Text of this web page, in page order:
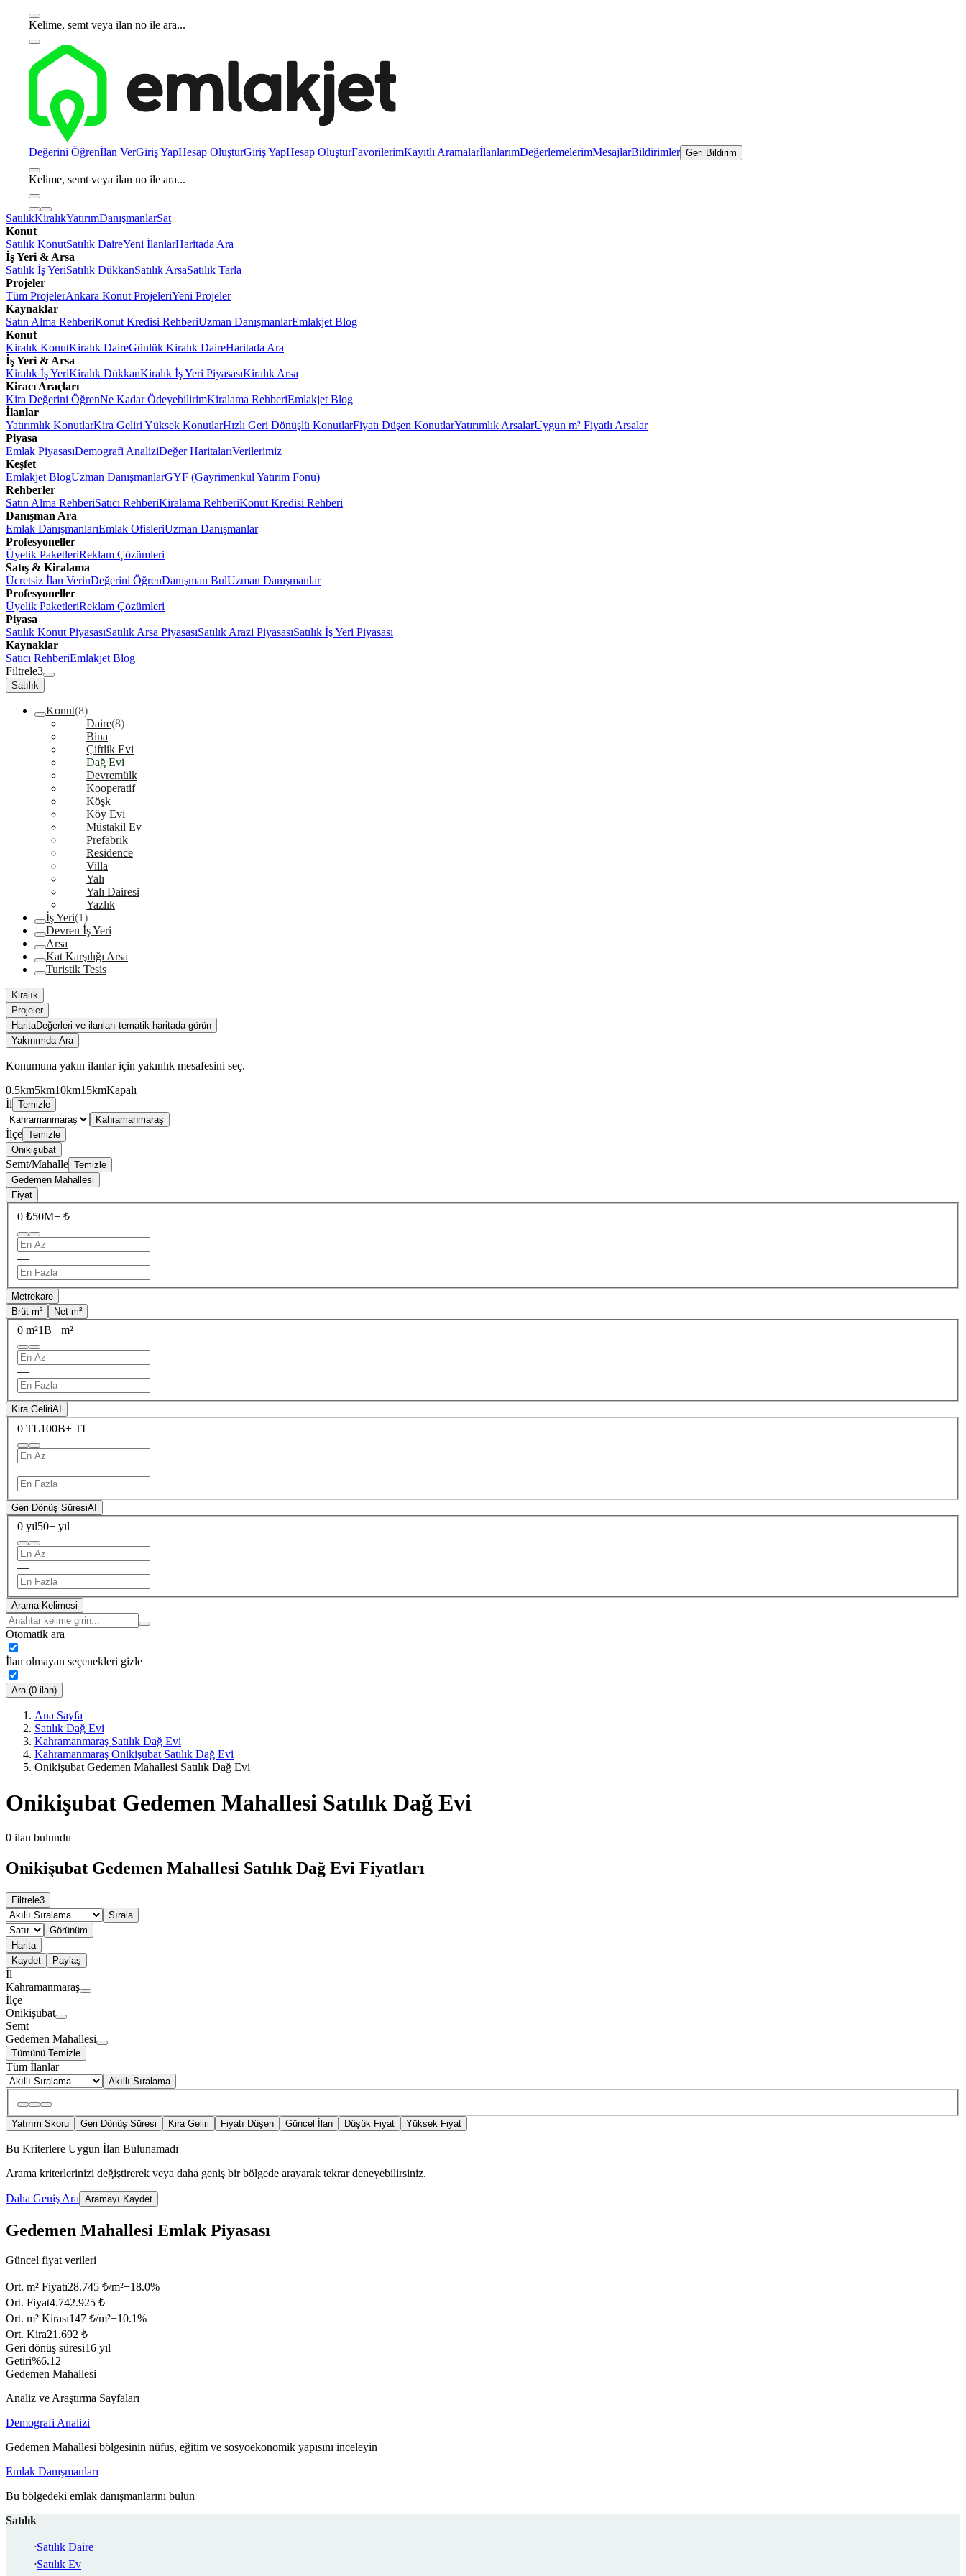
Kelime, semt veya ilan no ile ara...
Değerini Öğrenİlan VerGiriş YapHesap OluşturGiriş YapHesap OluşturFavorilerimKayıtlı AramalarİlanlarımDeğerlemelerimMesajlarBildirimler Geri Bildirim
Kelime, semt veya ilan no ile ara...
SatılıkKiralıkYatırımDanışmanlarSat
Konut
Satılık KonutSatılık DaireYeni İlanlarHaritada Ara
İş Yeri & Arsa
Satılık İş YeriSatılık DükkanSatılık ArsaSatılık Tarla
Projeler
Tüm ProjelerAnkara Konut ProjeleriYeni Projeler
Kaynaklar
Satın Alma RehberiKonut Kredisi RehberiUzman DanışmanlarEmlakjet Blog
Konut
Kiralık KonutKiralık DaireGünlük Kiralık DaireHaritada Ara
İş Yeri & Arsa
Kiralık İş YeriKiralık DükkanKiralık İş Yeri PiyasasıKiralık Arsa
Kiracı Araçları
Kira Değerini ÖğrenNe Kadar ÖdeyebilirimKiralama RehberiEmlakjet Blog
İlanlar
Yatırımlık KonutlarKira Geliri Yüksek KonutlarHızlı Geri Dönüşlü KonutlarFiyatı Düşen KonutlarYatırımlık ArsalarUygun m² Fiyatlı Arsalar
Piyasa
Emlak PiyasasıDemografi AnaliziDeğer HaritalarıVerilerimiz
Keşfet
Emlakjet BlogUzman DanışmanlarGYF (Gayrimenkul Yatırım Fonu)
Rehberler
Satın Alma RehberiSatıcı RehberiKiralama RehberiKonut Kredisi Rehberi
Danışman Ara
Emlak DanışmanlarıEmlak OfisleriUzman Danışmanlar
Profesyoneller
Üyelik PaketleriReklam Çözümleri
Satış & Kiralama
Ücretsiz İlan VerinDeğerini ÖğrenDanışman BulUzman Danışmanlar
Profesyoneller
Üyelik PaketleriReklam Çözümleri
Piyasa
Satılık Konut PiyasasıSatılık Arsa PiyasasıSatılık Arazi PiyasasıSatılık İş Yeri Piyasası
Kaynaklar
Satıcı RehberiEmlakjet Blog
Filtrele3
Satılık
Konut(8)
Daire(8)
Bina
Çiftlik Evi
Dağ Evi
Devremülk
Kooperatif
Köşk
Köy Evi
Müstakil Ev
Prefabrik
Residence
Villa
Yalı
Yalı Dairesi
Yazlık
İş Yeri(1)
Devren İş Yeri
Arsa
Kat Karşılığı Arsa
Turistik Tesis
Kiralık
Projeler
HaritaDeğerleri ve ilanları tematik haritada görün
Yakınımda Ara
Konumuna yakın ilanlar için yakınlık mesafesini seç.
0.5km5km10km15kmKapalı
İl Temizle
Kahramanmaraş
İlçe Temizle
Onikişubat
Semt/Mahalle Temizle
Gedemen Mahallesi
Fiyat
0 ₺50M+ ₺
—
Metrekare
Brüt m²
Net m²
0 m²1B+ m²
—
Kira GeliriAI
0 TL100B+ TL
—
Geri Dönüş SüresiAI
0 yıl50+ yıl
—
Arama Kelimesi
Otomatik ara
İlan olmayan seçenekleri gizle
Ara (0 ilan)
Ana Sayfa
Satılık Dağ Evi
Kahramanmaraş Satılık Dağ Evi
Kahramanmaraş Onikişubat Satılık Dağ Evi
Onikişubat Gedemen Mahallesi Satılık Dağ Evi
Onikişubat Gedemen Mahallesi Satılık Dağ Evi
0 ilan bulundu
Onikişubat Gedemen Mahallesi Satılık Dağ Evi Fiyatları
Filtrele3
Sırala
Görünüm
Harita
Kaydet
Paylaş
İl
Kahramanmaraş
İlçe
Onikişubat
Semt
Gedemen Mahallesi
Tümünü Temizle
Tüm İlanlar
Akıllı Sıralama
Yatırım Skoru Geri Dönüş Süresi Kira Geliri Fiyatı Düşen Güncel İlan Düşük Fiyat Yüksek Fiyat
Bu Kriterlere Uygun İlan Bulunamadı
Arama kriterlerinizi değiştirerek veya daha geniş bir bölgede arayarak tekrar deneyebilirsiniz.
Daha Geniş Ara Aramayı Kaydet
Gedemen Mahallesi Emlak Piyasası
Güncel fiyat verileri
Ort. m² Fiyatı28.745 ₺/m²+18.0%
Ort. Fiyat4.742.925 ₺
Ort. m² Kirası147 ₺/m²+10.1%
Ort. Kira21.692 ₺
Geri dönüş süresi16 yıl
Getiri%6.12
Gedemen Mahallesi
Analiz ve Araştırma Sayfaları
Demografi Analizi
Gedemen Mahallesi bölgesinin nüfus, eğitim ve sosyoekonomik yapısını inceleyin
Emlak Danışmanları
Bu bölgedeki emlak danışmanlarını bulun
Satılık
Satılık Daire
Satılık Ev